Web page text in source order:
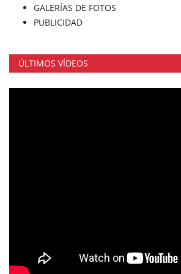
GALERÍAS DE FOTOS
PUBLICIDAD
ÚLTIMOS VÍDEOS